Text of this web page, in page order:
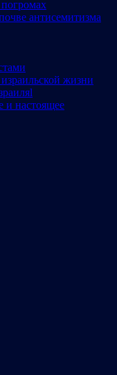
антисемитизма
жизни
и настоящее